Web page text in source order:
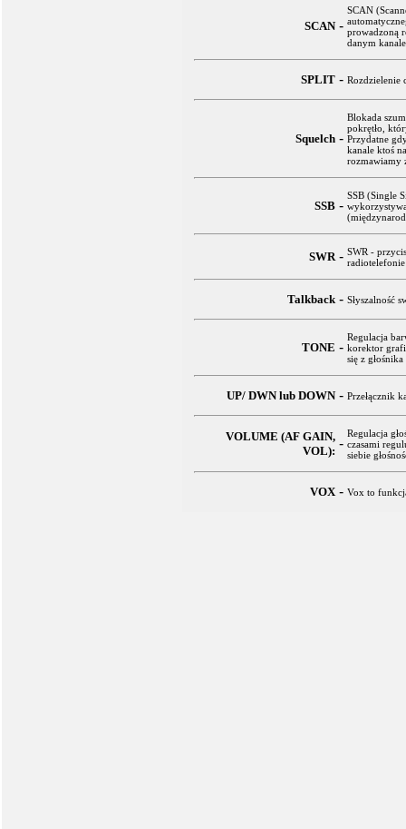
SCAN -
SCAN
prowadzoną
danym
SPLIT - Rozdzielenie
Squelch -
Blokada
pokrętło,
Przydatne
kanale ktoś
rozmawiamy
SSB -
SSB (Single
SWR - SWR -
radiotelefonie
Talkback - Słyszalność
TONE -
Regulacja
korektor
się z
UP/ DWN lub DOWN - Przełącznik
VOLUME (AF GAIN,
VOL): -
Regulacja
czasami
siebie
VOX - Vox to